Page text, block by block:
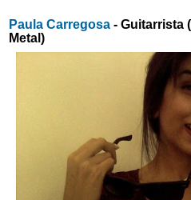
Paula Carregosa - Guitarrista
Metal)